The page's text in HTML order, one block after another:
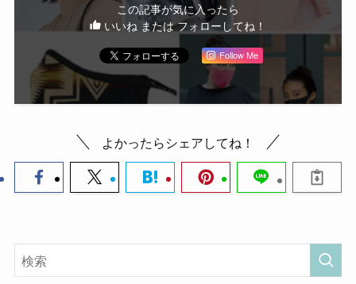
この記事が気に入ったら
いいね または フォローしてね！
Follow Me
よかったらシェアしてね！